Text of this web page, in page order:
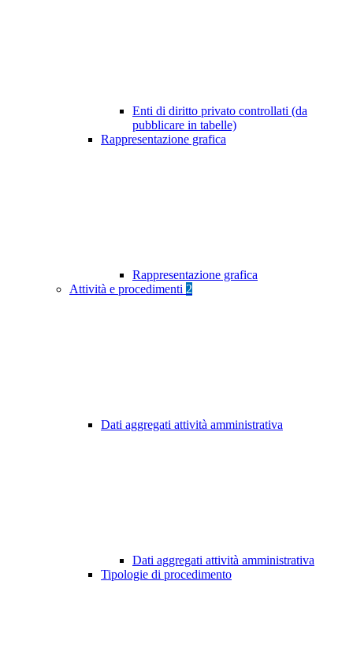
Enti di diritto privato controllati (da
pubblicare in tabelle)
Rappresentazione grafica
Rappresentazione grafica
Attività e procedimenti 2
Dati aggregati attività amministrativa
Dati aggregati attività amministrativa
Tipologie di procedimento